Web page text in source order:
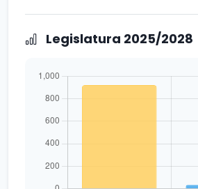
Legislatura 2025/2028